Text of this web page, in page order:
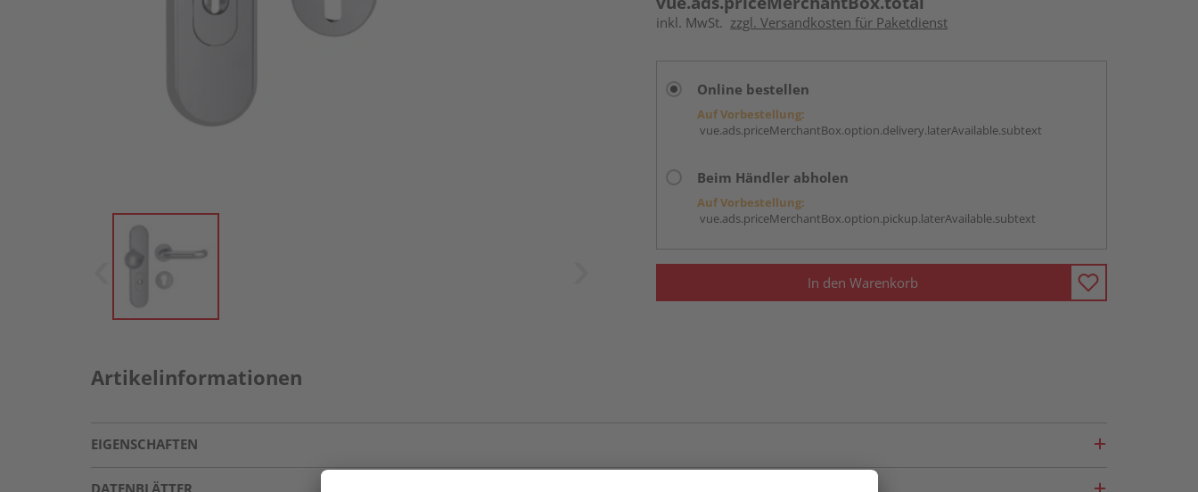
inkl. MwSt. zzgl. Versandkosten für Paketdienst
Online bestellen
Auf Vorbestellung:
vue.ads.priceMerchantBox.option.delivery.laterAvailable.subtext
Beim Händler abholen
Auf Vorbestellung:
vue.ads.priceMerchantBox.option.pickup.laterAvailable.subtext
In den Warenkorb
Artikelinformationen
EIGENSCHAFTEN
DATENBLÄTTER